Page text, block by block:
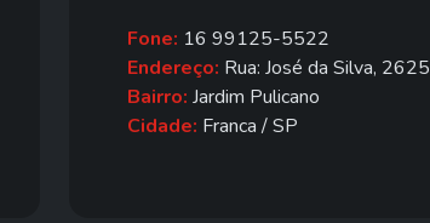
Fone: 16 99125-5522
Endereço: Rua: José da Silva, 2625
Bairro: Jardim Pulicano
Cidade: Franca / SP